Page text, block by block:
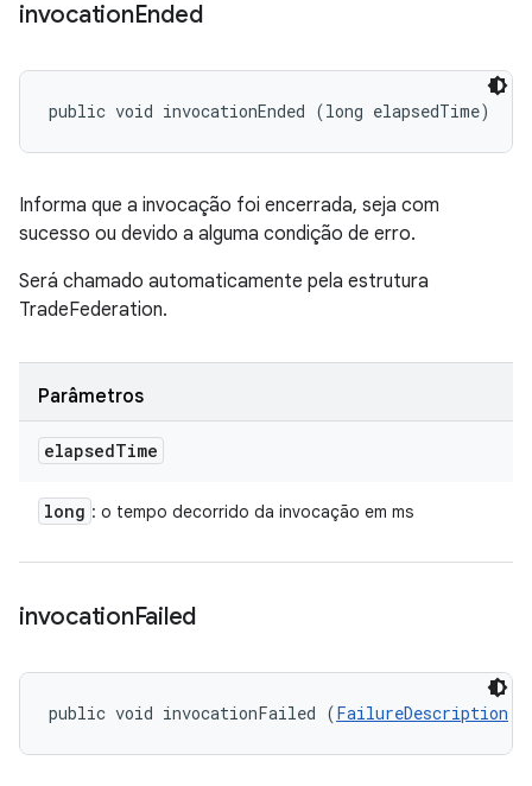
invocationEnded
public void invocationEnded (long elapsedTime)
Informa que a invocação foi encerrada, seja com
sucesso ou devido a alguma condição de erro.
Será chamado automaticamente pela estrutura
TradeFederation.
Parâmetros
elapsedTime
long : o tempo decorrido da invocação em ms
invocationFailed
public void invocationFailed (FailureDescription